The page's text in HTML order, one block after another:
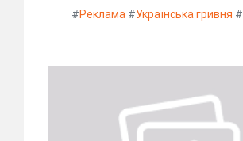
#Реклама #Українська гривня #